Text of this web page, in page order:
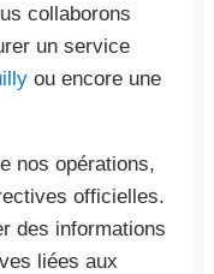
collaborons
un service
ou encore une
nos opérations,
officielles.
des informations
liées aux